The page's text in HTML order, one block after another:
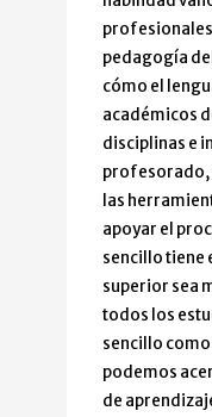
pedagogía
cómo el
académicos
disciplinas e
profesorado,
las
apoyar el
sencillo tiene
superior sea
todos los
sencillo
podemos
de